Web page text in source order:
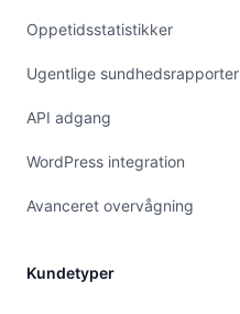
Oppetidsstatistikker
Ugentlige sundhedsrapporter
API adgang
WordPress integration
Avanceret overvågning
Kundetyper